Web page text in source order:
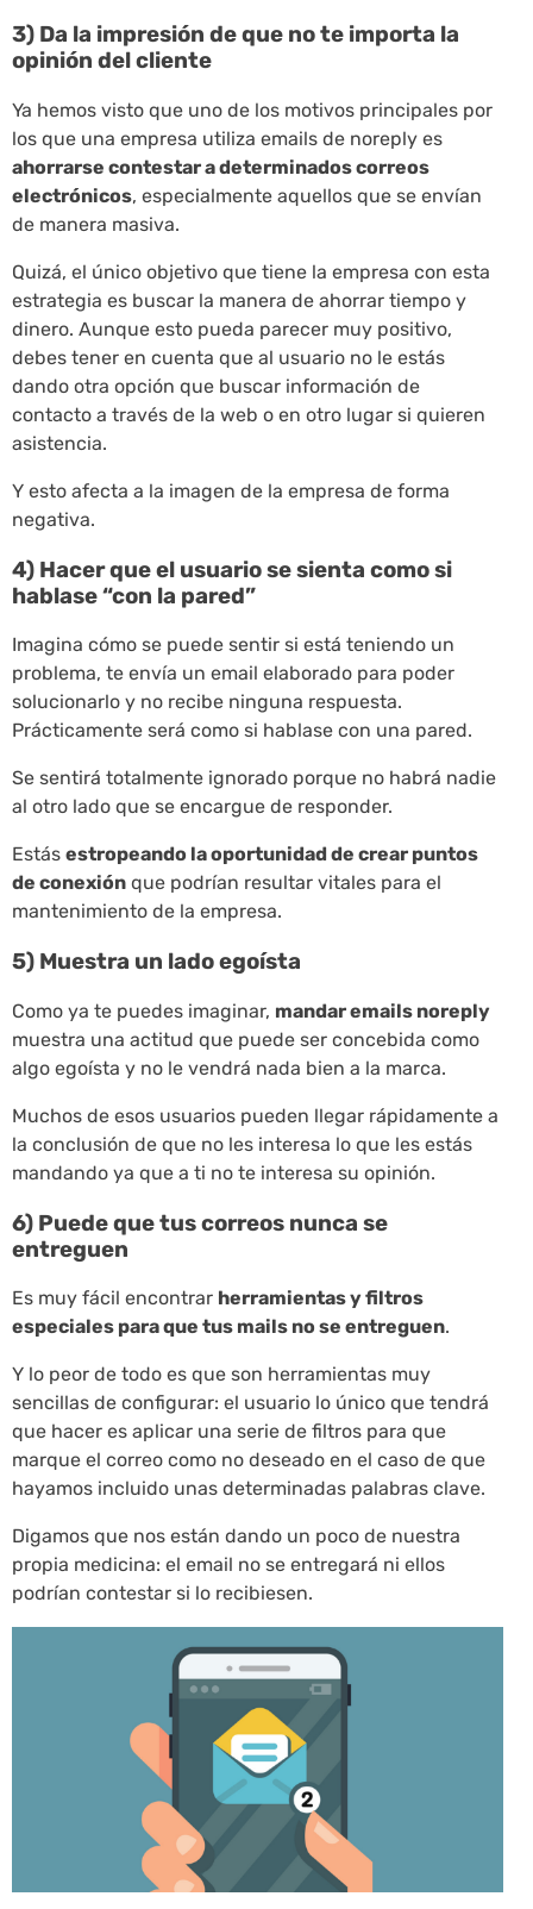
3) Da la impresión de que no te importa la
opinión del cliente
Ya hemos visto que uno de los motivos principales por
los que una empresa utiliza emails de noreply es
ahorrarse contestar a determinados correos
electrónicos, especialmente aquellos que se envían
de manera masiva.
Quizá, el único objetivo que tiene la empresa con esta
estrategia es buscar la manera de ahorrar tiempo y
dinero. Aunque esto pueda parecer muy positivo,
debes tener en cuenta que al usuario no le estás
dando otra opción que buscar información de
contacto a través de la web o en otro lugar si quieren
asistencia.
Y esto afecta a la imagen de la empresa de forma
negativa.
4) Hacer que el usuario se sienta como si
hablase “con la pared”
Imagina cómo se puede sentir si está teniendo un
problema, te envía un email elaborado para poder
solucionarlo y no recibe ninguna respuesta.
Prácticamente será como si hablase con una pared.
Se sentirá totalmente ignorado porque no habrá nadie
al otro lado que se encargue de responder.
Estás estropeando la oportunidad de crear puntos
de conexión que podrían resultar vitales para el
mantenimiento de la empresa.
5) Muestra un lado egoísta
Como ya te puedes imaginar, mandar emails noreply
muestra una actitud que puede ser concebida como
algo egoísta y no le vendrá nada bien a la marca.
Muchos de esos usuarios pueden llegar rápidamente a
la conclusión de que no les interesa lo que les estás
mandando ya que a ti no te interesa su opinión.
6) Puede que tus correos nunca se
entreguen
Es muy fácil encontrar herramientas y filtros
especiales para que tus mails no se entreguen.
Y lo peor de todo es que son herramientas muy
sencillas de configurar: el usuario lo único que tendrá
que hacer es aplicar una serie de filtros para que
marque el correo como no deseado en el caso de que
hayamos incluido unas determinadas palabras clave.
Digamos que nos están dando un poco de nuestra
propia medicina: el email no se entregará ni ellos
podrían contestar si lo recibiesen.